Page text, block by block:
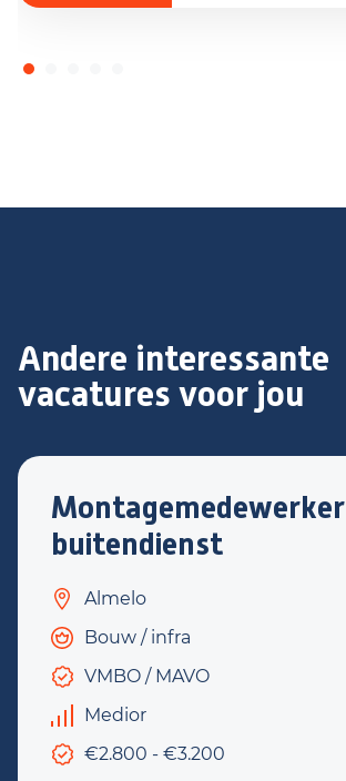
Andere interessante
vacatures voor jou
Montagemedewerker
buitendienst
Almelo
Bouw / infra
VMBO / MAVO
Medior
€2.800 - €3.200